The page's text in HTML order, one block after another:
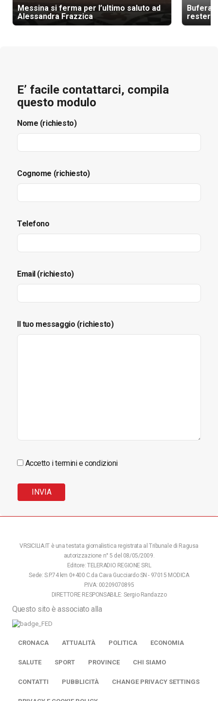
Messina si ferma per l’ultimo saluto ad
Alessandra Frazzica
Bufera
resterà
E’ facile contattarci, compila
questo modulo
Nome (richiesto)
Cognome (richiesto)
Telefono
Email (richiesto)
Il tuo messaggio (richiesto)
Accetto i termini e condizioni
VRSICILIA.IT è una testata giornalistica registrata al Tribunale di Ragusa
autorizzazione n° 5 del 08/05/2009.
Editore: TELERADIO REGIONE SRL
Sede: S.P.74 km 0+400 C.da Cava Gucciardo SN - 97015 MODICA
P.IVA: 00209070895
DIRETTORE RESPONSABILE: Sergio Randazzo
Questo sito è associato alla
CRONACA ATTUALITÀ POLITICA ECONOMIA
SALUTE SPORT PROVINCE CHI SIAMO
CONTATTI PUBBLICITÀ CHANGE PRIVACY SETTINGS